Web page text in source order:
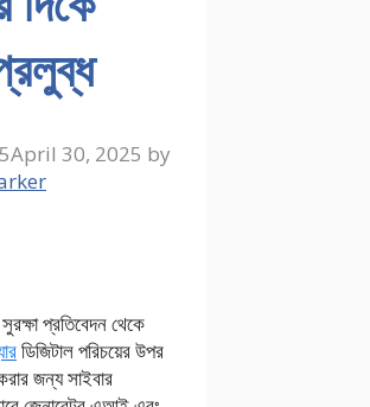
April 30, 2025 by
প্রতিবেদন থেকে
ডিজিটাল পরিচয়ের উপর
জন্য সাইবার